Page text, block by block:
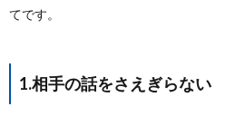
てです。
1.相手の話をさえぎらない